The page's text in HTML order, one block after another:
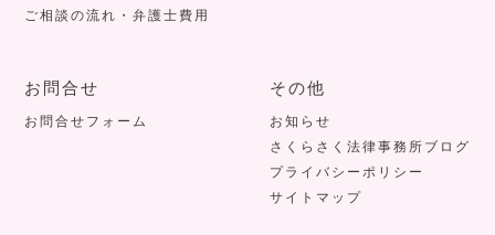
ご相談の流れ・弁護士費用
お問合せ
お問合せフォーム
その他
お知らせ
さくらさく法律事務所ブログ
プライバシーポリシー
サイトマップ